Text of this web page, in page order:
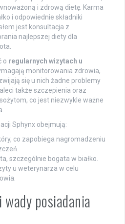
i zdrową dietę. Karma
i odpowiednie składniki
jest konsultacja z
najlepszej diety dla
o regularnych wizytach u
monitorowania zdrowia,
się u nich żadne problemy
także szczepienia oraz
co jest niezwykle ważne
Sphynx obejmują:
co zapobiega nagromadzeniu
szczególnie bogata w białko.
u weterynarza w celu
posiadania